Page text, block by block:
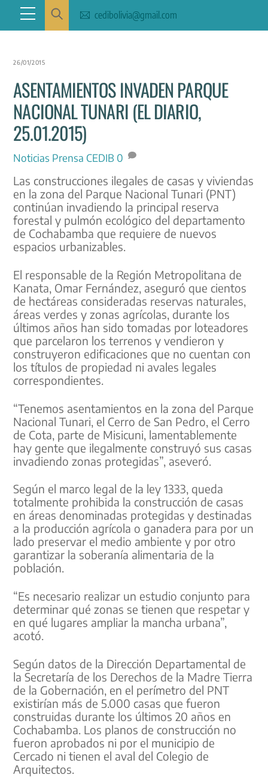
content
Menu cedibolivia@gmail.com
26/01/2015
ASENTAMIENTOS INVADEN PARQUE
NACIONAL TUNARI (EL DIARIO,
25.01.2015)
Noticias Prensa CEDIB 0
Las construcciones ilegales de casas y viviendas
en la zona del Parque Nacional Tunari (PNT)
continúan invadiendo la principal reserva
forestal y pulmón ecológico del departamento
de Cochabamba que requiere de nuevos
espacios urbanizables.
El responsable de la Región Metropolitana de
Kanata, Omar Fernández, aseguró que cientos
de hectáreas consideradas reservas naturales,
áreas verdes y zonas agrícolas, durante los
últimos años han sido tomadas por loteadores
que parcelaron los terrenos y vendieron y
construyeron edificaciones que no cuentan con
los títulos de propiedad ni avales legales
correspondientes.
“Tenemos asentamientos en la zona del Parque
Nacional Tunari, el Cerro de San Pedro, el Cerro
de Cota, parte de Misicuni, lamentablemente
hay gente que ilegalmente construyó sus casas
invadiendo zonas protegidas”, aseveró.
Según el marco legal de la ley 1333, queda
totalmente prohibida la construcción de casas
en áreas denominadas protegidas y destinadas
a la producción agrícola o ganadera para por un
lado preservar el medio ambiente y por otro
garantizar la soberanía alimentaria de la
población.
“Es necesario realizar un estudio conjunto para
determinar qué zonas se tienen que respetar y
en qué lugares ampliar la mancha urbana”,
acotó.
Según datos de la Dirección Departamental de
la Secretaría de los Derechos de la Madre Tierra
de la Gobernación, en el perímetro del PNT
existirían más de 5.000 casas que fueron
construidas durante los últimos 20 años en
Cochabamba. Los planos de construcción no
fueron aprobados ni por el municipio de
Cercado ni tienen el aval del Colegio de
Arquitectos.